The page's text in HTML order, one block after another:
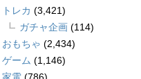
トレカ (3,421)
ガチャ企画 (114)
おもちゃ (2,434)
ゲーム (1,146)